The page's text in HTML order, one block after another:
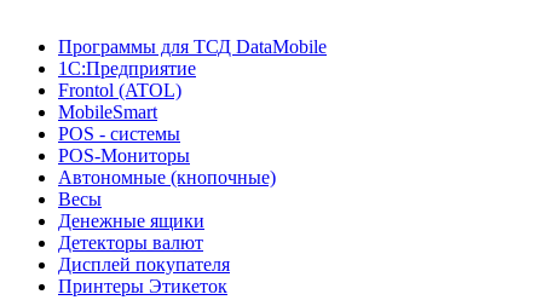
Программы для ТСД DataMobile
1С:Предприятие
Frontol (ATOL)
MobileSmart
POS - системы
POS-Мониторы
Автономные (кнопочные)
Весы
Денежные ящики
Детекторы валют
Дисплей покупателя
Принтеры Этикеток